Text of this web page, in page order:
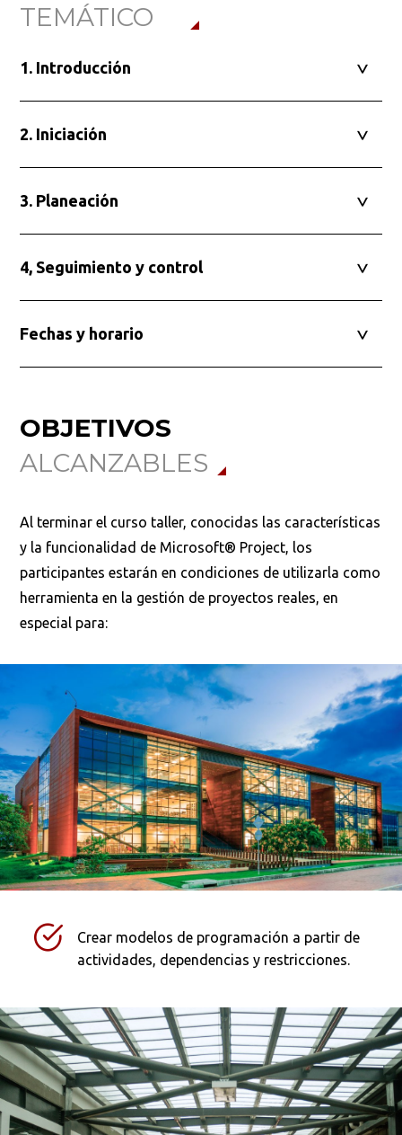
TEMÁTICO
1. Introducción
2. Iniciación
3. Planeación
4, Seguimiento y control
Fechas y horario
OBJETIVOS
ALCANZABLES
Al terminar el curso taller, conocidas las características
y la funcionalidad de Microsoft® Project, los
participantes estarán en condiciones de utilizarla como
herramienta en la gestión de proyectos reales, en
especial para:
Crear modelos de programación a partir de
actividades, dependencias y restricciones.
¿Qué buscas?
Buscar en: *